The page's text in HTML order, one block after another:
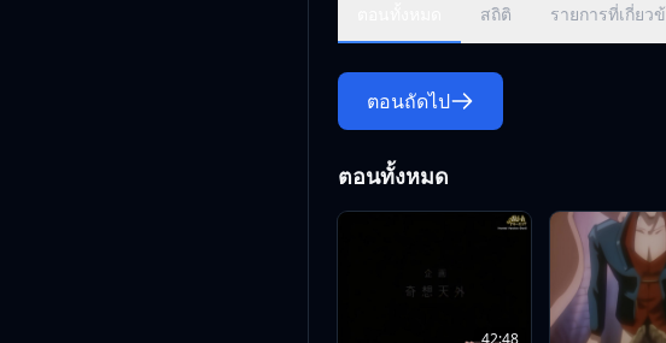
สถิติ รายการที่เกี่ยว
ตอนถัดไป
ตอนทั้งหมด
42:48